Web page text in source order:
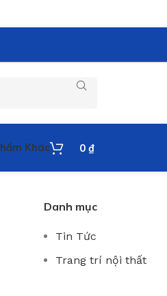
Khác 0 ₫
Danh mục
Tin Tức
Trang trí nội thất